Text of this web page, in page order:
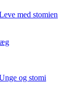
med stomien
og stomi